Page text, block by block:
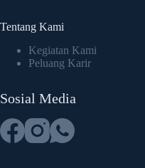
Tentang Kami
Kegiatan Kami
Peluang Karir
Sosial Media